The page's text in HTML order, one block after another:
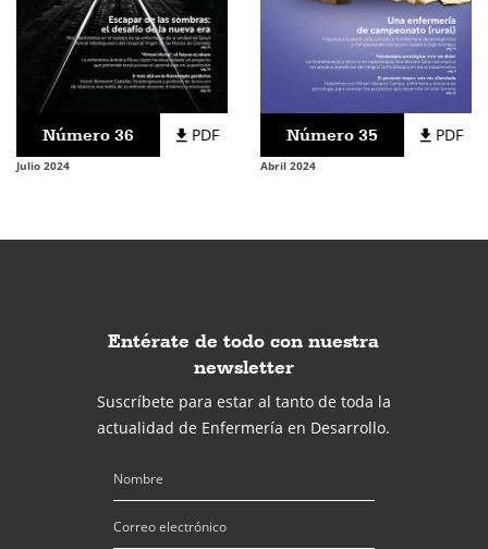
Número 36 PDF
Julio 2024
Número 35 PDF
Abril 2024
Entérate de todo con nuestra
newsletter
Suscríbete para estar al tanto de toda la
actualidad de Enfermería en Desarrollo.